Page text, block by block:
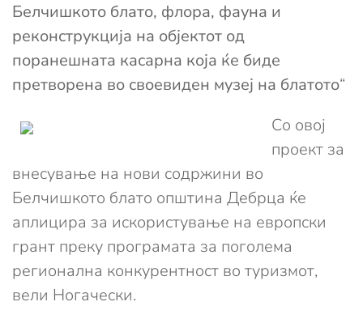
Белчишкото блато, флора, фауна и
реконструкција на објектот од
поранешната касарна која ќе биде
претворена во своевиден музеј на блатото“
Со овој
проект за
внесување на нови содржини во
Белчишкото блато општина Дебрца ќе
аплицира за искористување на европски
грант преку програмата за поголема
регионална конкурентност во туризмот,
вели Ногачески.